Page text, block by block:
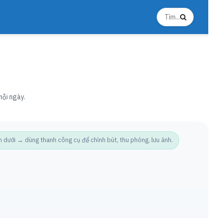
ngày.
→ dùng thanh công cụ để chỉnh bút, thu phóng, lưu ảnh.